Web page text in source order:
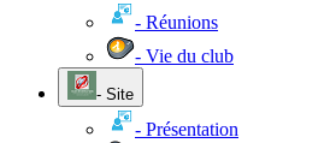
- Réunions
- Vie du club
- Site
- Présentation